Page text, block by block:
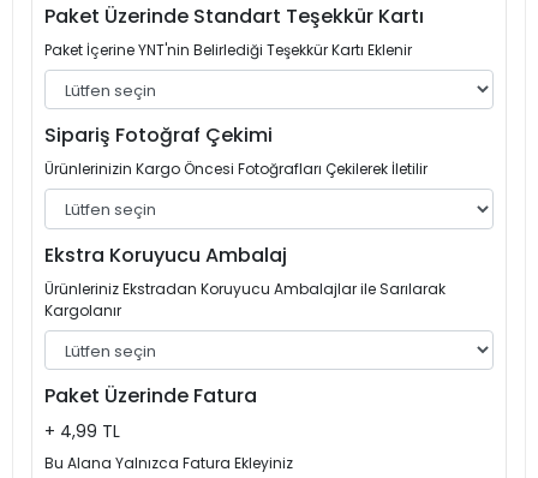
Paket Üzerinde Standart Teşekkür Kartı
Paket İçerine YNT'nin Belirlediği Teşekkür Kartı Eklenir
Sipariş Fotoğraf Çekimi
Ürünlerinizin Kargo Öncesi Fotoğrafları Çekilerek İletilir
Ekstra Koruyucu Ambalaj
Ürünleriniz Ekstradan Koruyucu Ambalajlar ile Sarılarak
Kargolanır
Paket Üzerinde Fatura
+ 4,99 TL
Bu Alana Yalnızca Fatura Ekleyiniz